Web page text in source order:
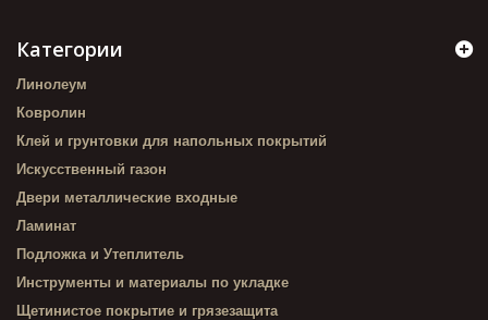
Категории
Линолеум
Ковролин
Клей и грунтовки для напольных покрытий
Искусственный газон
Двери металлические входные
Ламинат
Подложка и Утеплитель
Инструменты и материалы по укладке
Щетинистое покрытие и грязезащита